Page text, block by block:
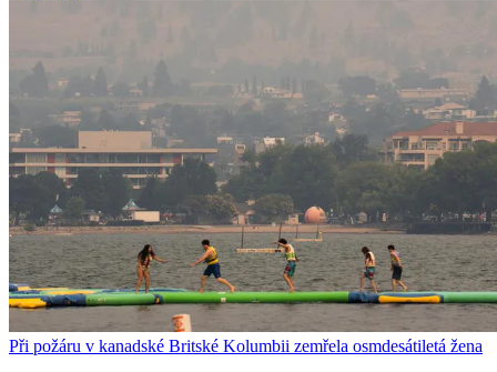
Při požáru v kanadské Britské Kolumbii zemřela osmdesátiletá žena